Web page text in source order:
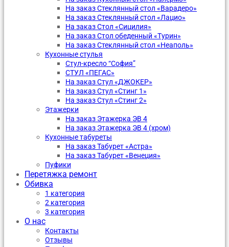
На заказ Стеклянный стол «Варадеро»
На заказ Стеклянный стол «Лацио»
На заказ Стол «Сицилия»
На заказ Стол обеденный «Турин»
На заказ Стеклянный стол «Неаполь»
Кухонные стулья
Стул-кресло “София”
CТУЛ «ПЕГАС»
На заказ Стул «ДЖОКЕР»
На заказ Стул «Стинг 1»
На заказ Стул «Стинг 2»
Этажерки
На заказ Этажерка ЭВ 4
На заказ Этажерка ЭВ 4 (хром)
Кухонные табуреты
На заказ Табурет «Астра»
На заказ Табурет «Венеция»
Пуфики
Перетяжка ремонт
Обивка
1 категория
2 категория
3 категория
О нас
Контакты
Отзывы